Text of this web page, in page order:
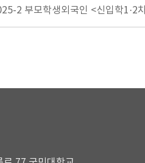
2 부모학생외국인 <신입학1·2